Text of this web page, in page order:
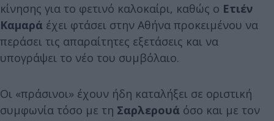
κίνησης για το φετινό καλοκαίρι, καθώς ο Ετιέν
Καμαρά έχει φτάσει στην Αθήνα προκειμένου να
περάσει τις απαραίτητες εξετάσεις και να
υπογράψει το νέο του συμβόλαιο.
Οι «πράσινοι» έχουν ήδη καταλήξει σε οριστική
συμφωνία τόσο με τη Σαρλερουά όσο και με τον